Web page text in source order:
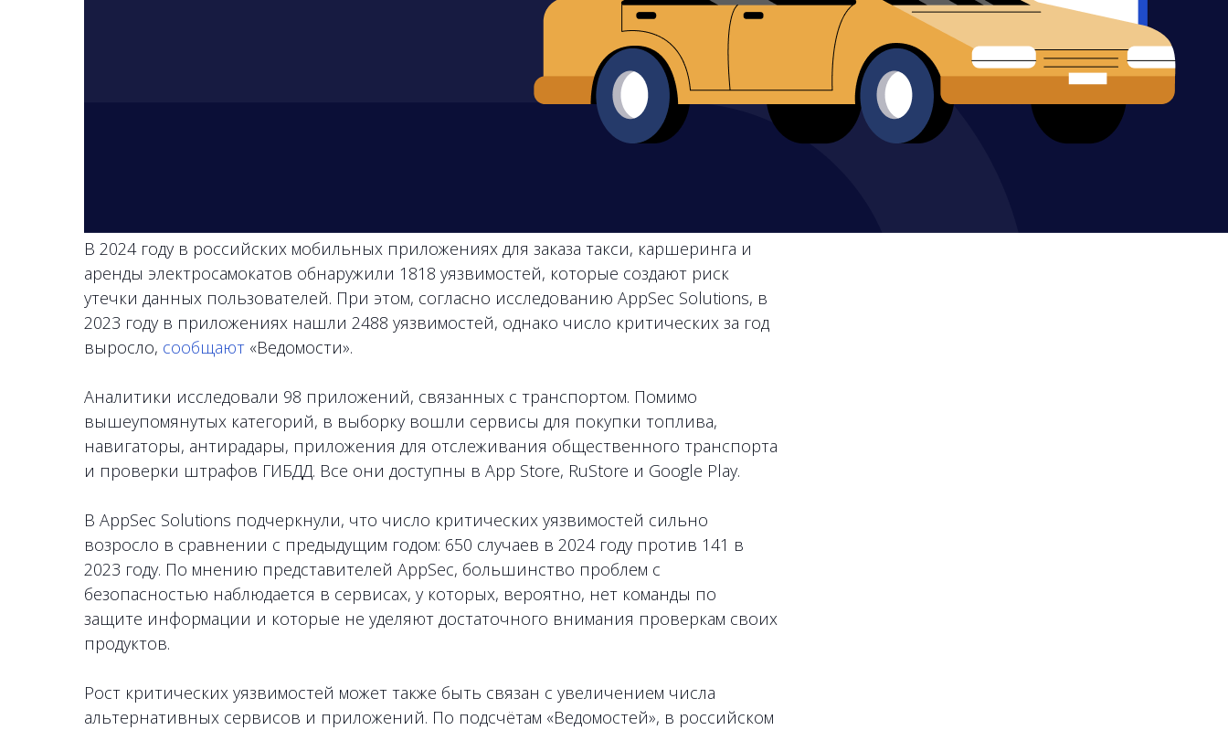
В 2024 году в российских мобильных приложениях для заказа такси, каршеринга и
аренды электросамокатов обнаружили 1818 уязвимостей, которые создают риск
утечки данных пользователей. При этом, согласно исследованию AppSec Solutions, в
2023 году в приложениях нашли 2488 уязвимостей, однако число критических за год
выросло, сообщают «Ведомости».
Аналитики исследовали 98 приложений, связанных с транспортом. Помимо
вышеупомянутых категорий, в выборку вошли сервисы для покупки топлива,
навигаторы, антирадары, приложения для отслеживания общественного транспорта
и проверки штрафов ГИБДД. Все они доступны в App Store, RuStore и Google Play.
В AppSec Solutions подчеркнули, что число критических уязвимостей сильно
возросло в сравнении с предыдущим годом: 650 случаев в 2024 году против 141 в
2023 году. По мнению представителей AppSec, большинство проблем с
безопасностью наблюдается в сервисах, у которых, вероятно, нет команды по
защите информации и которые не уделяют достаточного внимания проверкам своих
продуктов.
Рост критических уязвимостей может также быть связан с увеличением числа
альтернативных сервисов и приложений. По подсчётам «Ведомостей», в российском